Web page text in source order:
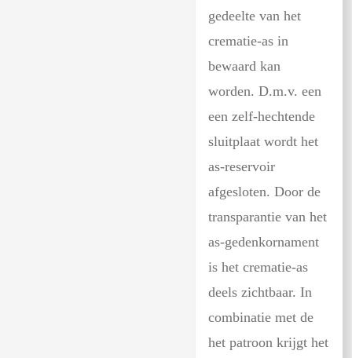
gedeelte van het
crematie-as in
bewaard kan
worden. D.m.v. een
een zelf-hechtende
sluitplaat wordt het
as-reservoir
afgesloten. Door de
transparantie van het
as-gedenkornament
is het crematie-as
deels zichtbaar. In
combinatie met de
het patroon krijgt het